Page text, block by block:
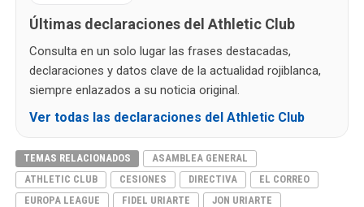
Últimas declaraciones del Athletic Club
Consulta en un solo lugar las frases destacadas,
declaraciones y datos clave de la actualidad rojiblanca,
siempre enlazados a su noticia original.
Ver todas las declaraciones del Athletic Club
TEMAS RELACIONADOS
ASAMBLEA GENERAL
ATHLETIC CLUB
CESIONES DIRECTIVA
EL CORREO
EUROPA LEAGUE
FIDEL URIARTE JON URIARTE